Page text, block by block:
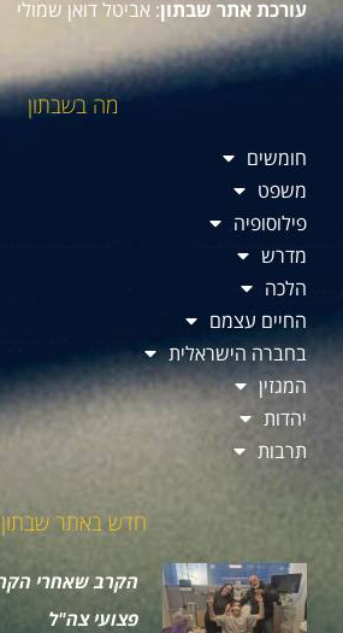
עורכת אתר שבתון: אביטל דואן שמולי
מה בשבתון
חומשים
משפט
פילוסופיה
מדרש
הלכה
החיים עצמם
בחברה הישראלית
המגזין
יהדות
תרבות
חדש באתר שבתון
הקרב שאחרי
פצועי צה"ל